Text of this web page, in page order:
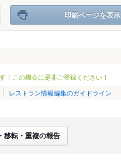
印刷ページを表示
！この機会に是非ご登録ください！
レストラン情報編集のガイドライン
移転・重複の報告